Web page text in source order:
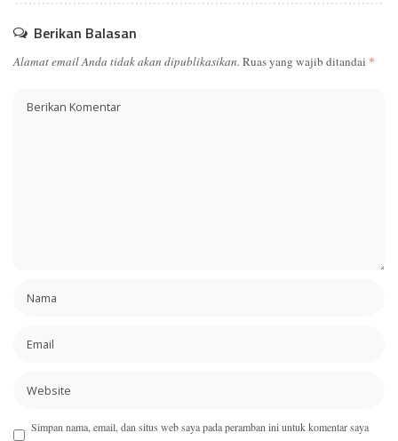
Berikan Balasan
Alamat email Anda tidak akan dipublikasikan. Ruas yang wajib ditandai *
Simpan nama, email, dan situs web saya pada peramban ini untuk komentar saya